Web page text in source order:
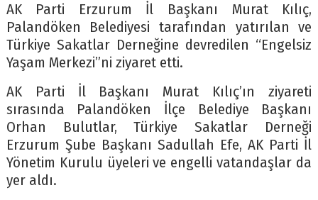
AK Parti Erzurum İl Başkanı Murat Kılıç,
Palandöken Belediyesi tarafından yatırılan ve
Türkiye Sakatlar Derneğine devredilen “Engelsiz
Yaşam Merkezi”ni ziyaret etti.
AK Parti İl Başkanı Murat Kılıç’ın ziyareti
sırasında Palandöken İlçe Belediye Başkanı
Orhan Bulutlar, Türkiye Sakatlar Derneği
Erzurum Şube Başkanı Sadullah Efe, AK Parti İl
Yönetim Kurulu üyeleri ve engelli vatandaşlar da
yer aldı.